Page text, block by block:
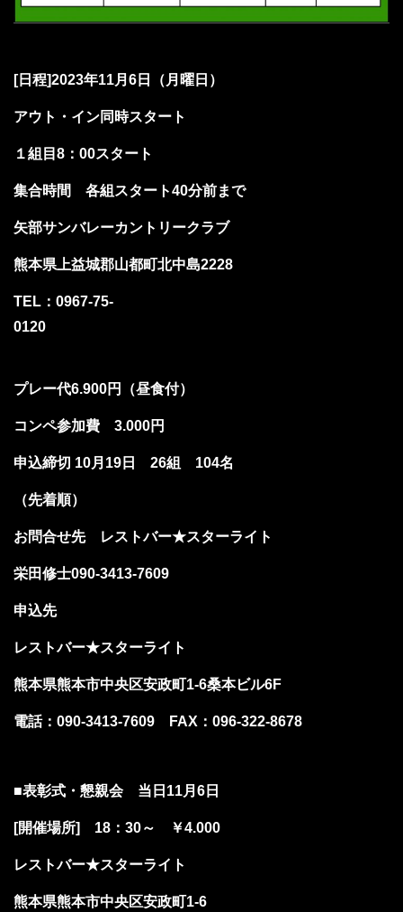
[日程]2023年11月6日（月曜日）
アウト・イン同時スタート
１組目8：00スタート
集合時間 各組スタート40分前まで
矢部サンバレーカントリークラブ
熊本県上益城郡山都町北中島2228
TEL：0967-75-
0120
プレー代6.900円（昼食付）
コンペ参加費 3.000円
申込締切 10月19日 26組 104名
（先着順）
お問合せ先 レストバー★スターライト
栄田修士090-3413-7609
申込先
レストバー★スターライト
熊本県熊本市中央区安政町1-6桑本ビル6F
電話：090-3413-7609 FAX：096-322-8678
■表彰式・懇親会 当日11月6日
[開催場所] 18：30～ ￥4.000
レストバー★スターライト
熊本県熊本市中央区安政町1-6